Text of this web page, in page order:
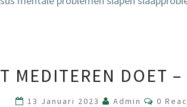
MEDITEREN
DOET
MEDITEREN DOET –
13 Januari 2023 Admin 0